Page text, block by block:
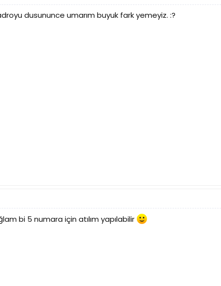
dusununce umarım buyuk fark yemeyiz. :?
bi 5 numara için atılım yapılabilir